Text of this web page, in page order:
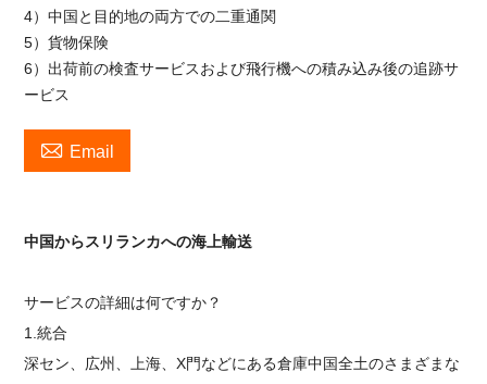
4）中国と目的地の両方での二重通関
5）貨物保険
6）出荷前の検査サービスおよび飛行機への積み込み後の追跡サ
ービス
 Email
中国からスリランカへの海上輸送
サービスの詳細は何ですか？
1.統合
深セン、広州、上海、X門などにある倉庫中国全土のさまざまな